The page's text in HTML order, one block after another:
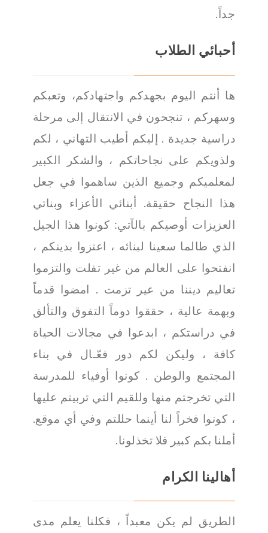
جداً.
أحبائي الطلاب
ها أنتم اليوم بجهدكم واجتهادكم، وتعبكم
وسهركم ، تنجحون في الانتقال إلى مرحلة
دراسية جديدة . إليكم أطيب التهاني ، لكم
ولذويكم على نجاحاتكم ، والشكر الكبير
لمعلميكم وجميع الذين ساهموا في جعل
هذا النجاح حقيقة. أبنائي الأعزاء وبناتي
العزيزات أوصيكم بالآتي: كونوا هذا الجيل
الذي طالما سعينا لبنائه ، اعتزوا بدينكم ،
انفتحوا على العالم من غير تفلت والتزموا
تعاليم ديننا من عير تزمت . امضوا قدماً
وبهمة عالية ، حققوا دوماً التفوق والتألق
في دراستكم ، ابدعوا في مجالات الحياة
كافة ، وليكن لكم دور فعّـال في بناء
المجتمع والوطن . كونوا أوفياء للمدرسة
التي تخرجتم منها وللقيم التي تربيتم عليها
، كونوا فخراً لنا أينما حللتم وفي أي موقع.
أملنا بكم كبير فلا تخذلونا.
أهالينا الكرام
الطريق لم يكن معبداً ، فكلنا يعلم مدى